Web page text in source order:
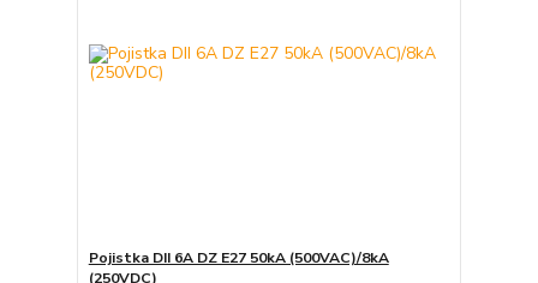
Pojistka DII 6A DZ E27 50kA (500VAC)/8kA
(250VDC)